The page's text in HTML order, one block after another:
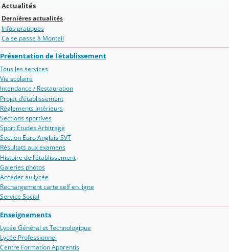
Actualités
Dernières actualités
Infos pratiques
Ça se passe à Monteil
Présentation de l'établissement
Tous les services
Vie scolaire
Intendance / Restauration
Projet d'établissement
Règlements Intérieurs
Sections sportives
Sport Etudes Arbitrage
Section Euro Anglais-SVT
Résultats aux examens
Histoire de l'établissement
Galeries photos
Accéder au lycée
Rechargement carte self en ligne
Service Social
Enseignements
Lycée Général et Technologique
Lycée Professionnel
Centre Formation Apprentis